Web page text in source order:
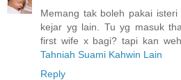
Memang tak boleh pakai
kejar yg lain. Tu yg masuk
first wife x bagi? tapi kan weh
Tahniah Suami Kahwin Lain
Reply